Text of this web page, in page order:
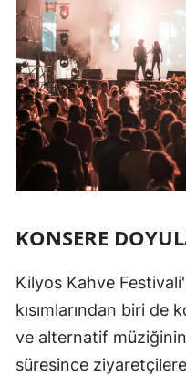
KONSERE
Kilyos Kahve
kısımlarından biri
ve alternatif
süresince